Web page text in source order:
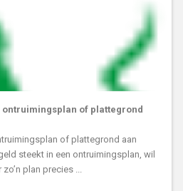
of plattegrond
of plattegrond aan
steekt in een ontruimingsplan, wil
plan precies ...